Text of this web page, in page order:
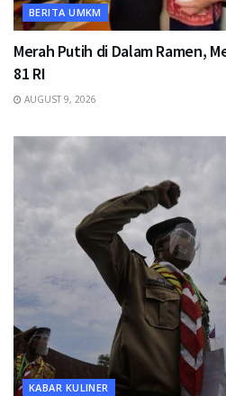
BERITA UMKM
Merah Putih di Dalam Ramen,
81 RI
AUGUST 9, 2026
KABAR KULINER